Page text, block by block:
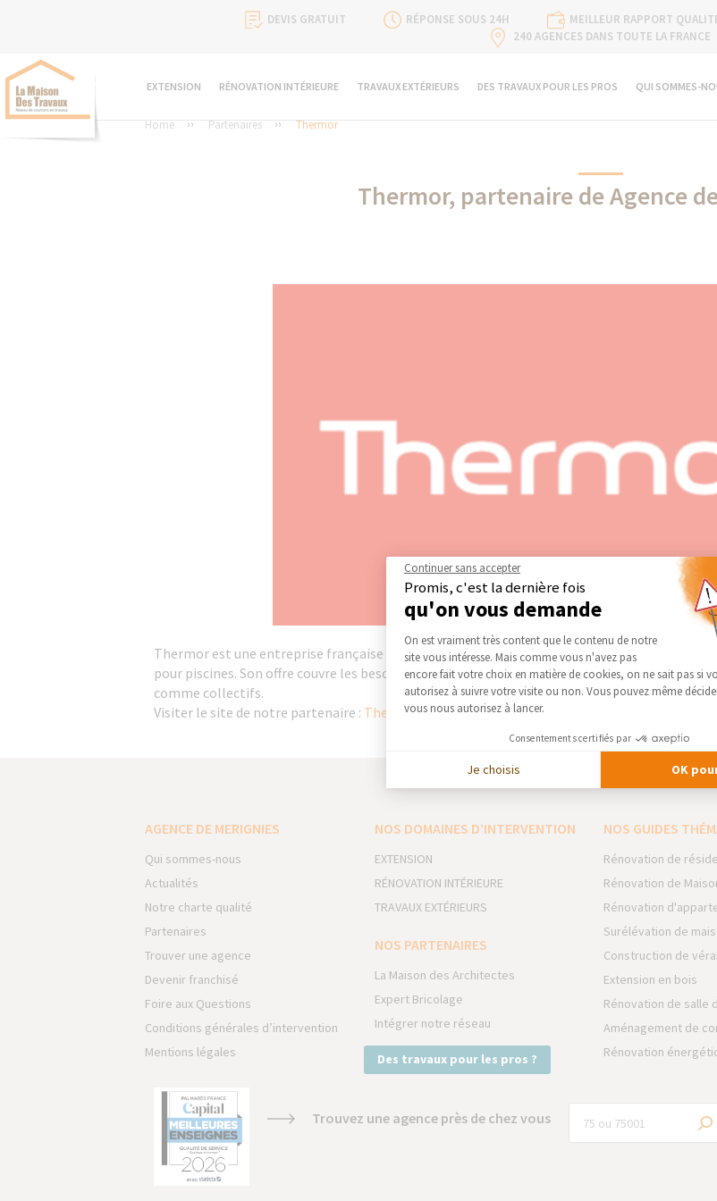
DEVIS GRATUIT RÉPONSE SOUS 24H MEILLEUR RAPPORT
240 AGENCES DANS TOUTE LA FRANCE
EXTENSION RÉNOVATION INTÉRIEURE TRAVAUX EXTÉRIEURS DES TRAVAUX POUR LES PROS QUI SOMMES-
Home Partenaires Thermor
Thermor, partenaire de Agence
Thermor est une entreprise française du groupe Atlantic, spécialisée dans la fabrication de
pour piscines. Son offre couvre les besoins en chauffage et en production d’eau chaude,
comme collectifs.
Visiter le site de notre partenaire : Thermor — Chauffage et Ventilation
AGENCE DE MERIGNIES
Qui sommes-nous
Actualités
Notre charte qualité
Partenaires
Trouver une agence
Devenir franchisé
Foire aux Questions
Conditions générales d’intervention
Mentions légales
NOS DOMAINES D’INTERVENTION
EXTENSION
RÉNOVATION INTÉRIEURE
TRAVAUX EXTÉRIEURS
NOS PARTENAIRES
La Maison des Architectes
Expert Bricolage
Intégrer notre réseau
Des travaux pour les pros ?
NOS GUIDES
Rénovation de
Rénovation de
Rénovation
Surélévation de
Construction de
Extension en bois
Rénovation de salle
Aménagement de
Rénovation
Trouvez une agence près de chez vous
Continuer sans accepter
Promis, c'est la dernière fois
qu'on vous demande
Plateforme de Gestion du
On est vraiment très content que le contenu de notre
site vous intéresse. Mais comme vous n'avez pas
encore fait votre choix en matière de cookies, on ne sait pas si
autorisez à suivre votre visite ou non. Vous pouvez même
vous nous autorisez à lancer.
Consentements certifiés par
Je choisis OK
Axeptio consent